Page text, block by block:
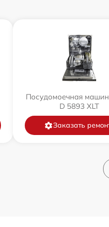
Посудомоечная
D 5893 XLT
Заказать